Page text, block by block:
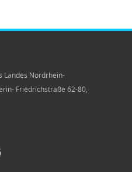
Landes Nordrhein-
Friedrichstraße 62-80,